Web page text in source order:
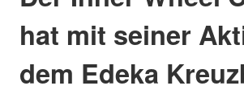
hat mit seiner
dem Edeka